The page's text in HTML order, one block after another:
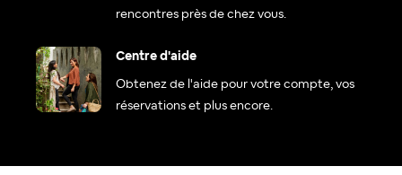
rencontres près de chez vous.
Centre d'aide
Obtenez de l'aide pour votre compte, vos
réservations et plus encore.